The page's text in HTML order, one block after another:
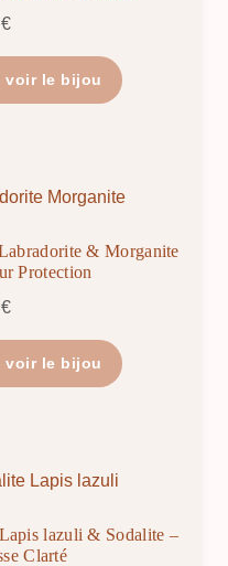
€
voir le bijou
& Morganite
Protection
€
voir le bijou
lazuli & Sodalite –
Clarté